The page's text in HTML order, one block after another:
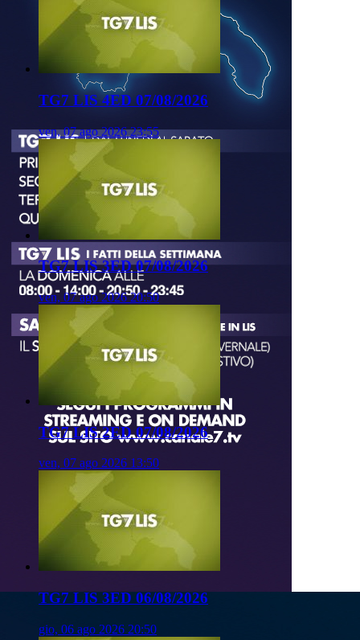
TG7 LIS 4ED 07/08/2026
ven, 07 ago 2026 23:55
TG7 LIS 3ED 07/08/2026
ven, 07 ago 2026 20:50
TG7 LIS 2ED 07/08/2026
ven, 07 ago 2026 13:50
TG7 LIS 3ED 06/08/2026
gio, 06 ago 2026 20:50